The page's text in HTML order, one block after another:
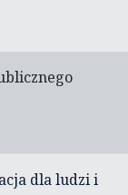
dla ludzi i